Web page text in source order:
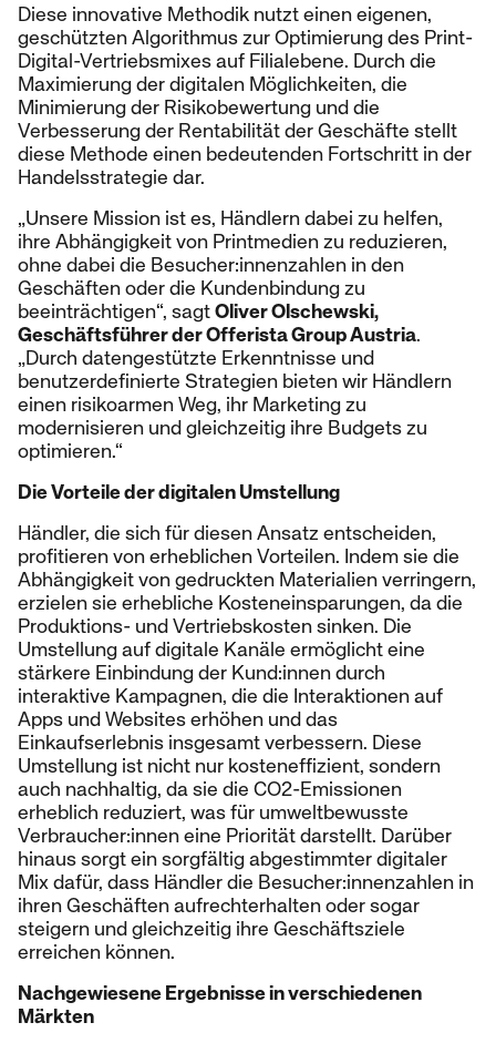
Diese innovative Methodik nutzt einen eigenen,
geschützten Algorithmus zur Optimierung des Print-
Digital-Vertriebsmixes auf Filialebene. Durch die
Maximierung der digitalen Möglichkeiten, die
Minimierung der Risikobewertung und die
Verbesserung der Rentabilität der Geschäfte stellt
diese Methode einen bedeutenden Fortschritt in der
Handelsstrategie dar.
„Unsere Mission ist es, Händlern dabei zu helfen,
ihre Abhängigkeit von Printmedien zu reduzieren,
ohne dabei die Besucher:innenzahlen in den
Geschäften oder die Kundenbindung zu
beeinträchtigen“, sagtOliver Olschewski,
Geschäftsführer der Offerista Group Austria.
„Durch datengestützte Erkenntnisse und
benutzerdefinierte Strategien bieten wir Händlern
einen risikoarmen Weg, ihr Marketing zu
modernisieren und gleichzeitig ihre Budgets zu
optimieren.“
Die Vorteile der digitalen Umstellung
Händler, die sich für diesen Ansatz entscheiden,
profitieren von erheblichen Vorteilen. Indem sie die
Abhängigkeit von gedruckten Materialien verringern,
erzielen sie erhebliche Kosteneinsparungen, da die
Produktions- und Vertriebskosten sinken. Die
Umstellung auf digitale Kanäle ermöglicht eine
stärkere Einbindung der Kund:innen durch
interaktive Kampagnen, die die Interaktionen auf
Apps und Websites erhöhen und das
Einkaufserlebnis insgesamt verbessern. Diese
Umstellung ist nicht nur kosteneffizient, sondern
auch nachhaltig, da sie die CO2-Emissionen
erheblich reduziert, was für umweltbewusste
Verbraucher:innen eine Priorität darstellt. Darüber
hinaus sorgt ein sorgfältig abgestimmter digitaler
Mix dafür, dass Händler die Besucher:innenzahlen in
ihren Geschäften aufrechterhalten oder sogar
steigern und gleichzeitig ihre Geschäftsziele
erreichen können.
Nachgewiesene Ergebnisse in verschiedenen
Märkten